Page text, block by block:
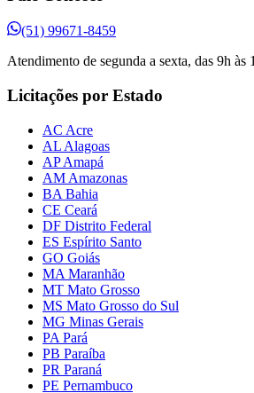
(51) 99671-8459
Atendimento de segunda a sexta, das 9h às
Licitações por Estado
AC Acre
AL Alagoas
AP Amapá
AM Amazonas
BA Bahia
CE Ceará
DF Distrito Federal
ES Espírito Santo
GO Goiás
MA Maranhão
MT Mato Grosso
MS Mato Grosso do Sul
MG Minas Gerais
PA Pará
PB Paraíba
PR Paraná
PE Pernambuco